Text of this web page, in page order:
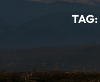
TAG: